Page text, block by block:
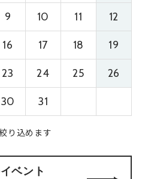
9 10 11 12
16 17 18 19
23 24 25 26
30 31
り込めます
ベント